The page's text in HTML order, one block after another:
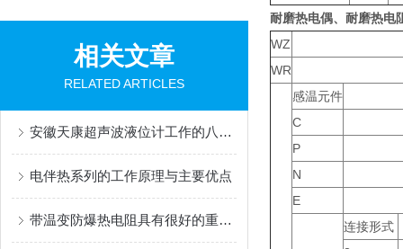
相关文章
RELATED ARTICLES
安徽天康超声波液位计工作的八大因素
电伴热系列的工作原理与主要优点
带温变防爆热电阻具有很好的重现性和稳定性
耐磨热电偶、耐磨热电
WZ
WR
感温元件
C
P
N
E
连接形式